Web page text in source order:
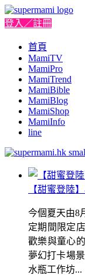
登入／註冊
首頁
MamiTV
MamiPro
MamiTrend
MamiBible
MamiBlog
MamiShop
MamiInfo
line
【甜蜜登陸
今個夏天由8
定期間限定
歡樂與童心
夢幻打卡場
水瓶工作坊...